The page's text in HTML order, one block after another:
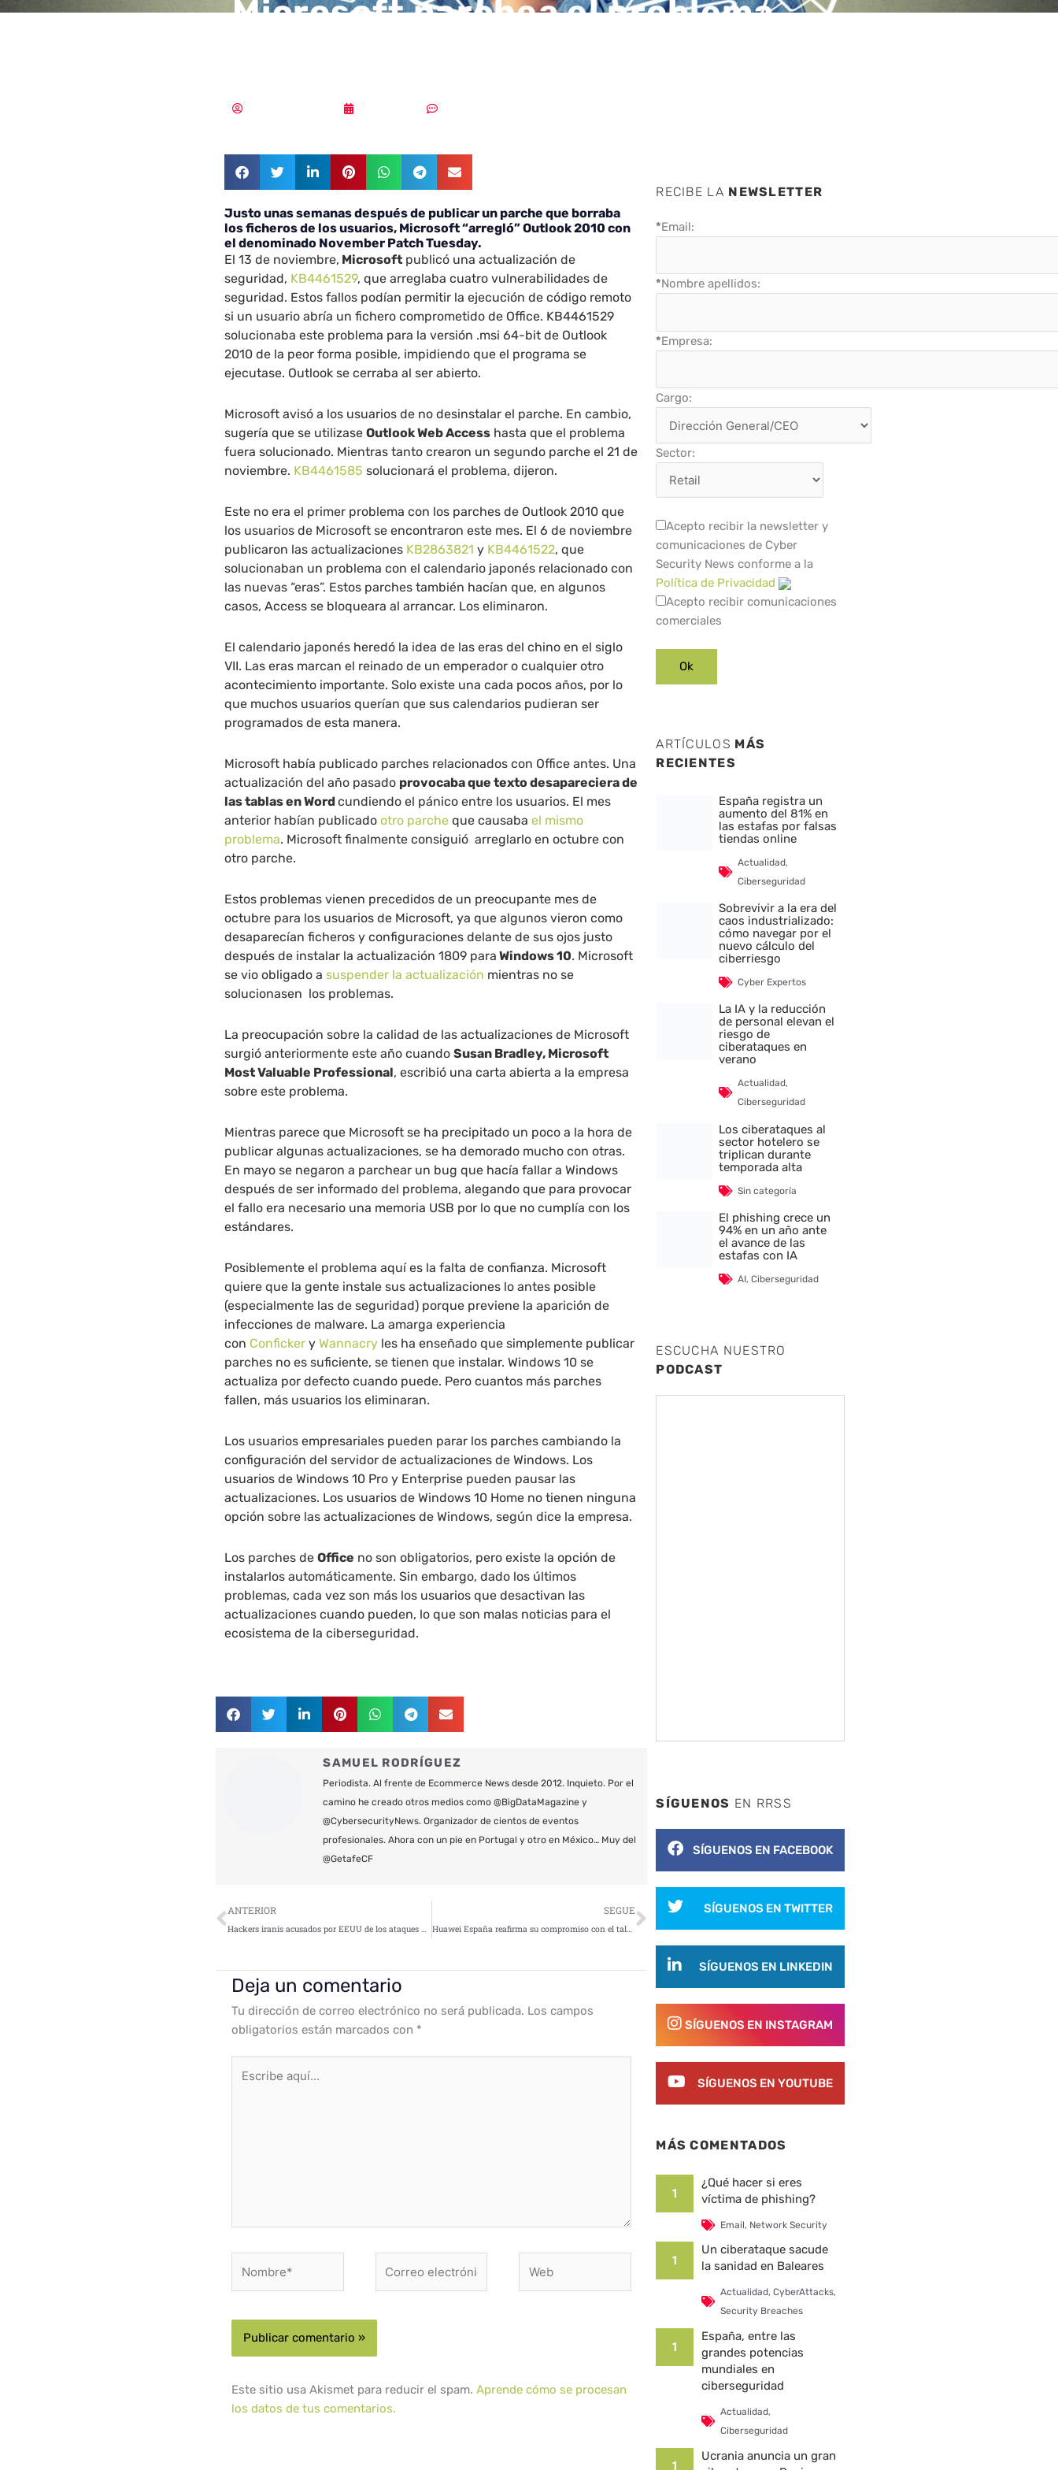
Microsoft parchea el problema
Justo unas semanas después de publicar un parche que borraba
los ficheros de los usuarios, Microsoft “arregló” Outlook 2010 con
el denominado November Patch Tuesday.
El 13 de noviembre, Microsoft publicó una actualización de
seguridad, KB4461529, que arreglaba cuatro vulnerabilidades de
seguridad. Estos fallos podían permitir la ejecución de código remoto
si un usuario abría un fichero comprometido de Office. KB4461529
solucionaba este problema para la versión .msi 64-bit de Outlook
2010 de la peor forma posible, impidiendo que el programa se
ejecutase. Outlook se cerraba al ser abierto.
Microsoft avisó a los usuarios de no desinstalar el parche. En cambio,
sugería que se utilizaseOutlook Web Access hasta que el problema
fuera solucionado. Mientras tanto crearon un segundo parche el 21 de
noviembre. KB4461585 solucionará el problema, dijeron.
Este no era el primer problema con los parches de Outlook 2010 que
los usuarios de Microsoft se encontraron este mes. El 6 de noviembre
publicaron las actualizaciones KB2863821 y KB4461522, que
solucionaban un problema con el calendario japonés relacionado con
las nuevas “eras”. Estos parches también hacían que, en algunos
casos, Access se bloqueara al arrancar. Los eliminaron.
El calendario japonés heredó la idea de las eras del chino en el siglo
VII. Las eras marcan el reinado de un emperador o cualquier otro
acontecimiento importante. Solo existe una cada pocos años, por lo
que muchos usuarios querían que sus calendarios pudieran ser
programados de esta manera.
Microsoft había publicado parches relacionados con Office antes. Una
actualización del año pasado provocaba que texto desapareciera de
las tablas en Wordcundiendo el pánico entre los usuarios. El mes
anterior habían publicadootro parche que causabael mismo
problema. Microsoft finalmente consiguió arreglarlo en octubre con
otro parche.
Estos problemas vienen precedidos de un preocupante mes de
octubre para los usuarios de Microsoft, ya que algunos vieron como
desaparecían ficheros y configuraciones delante de sus ojos justo
después de instalar la actualización 1809 para Windows 10. Microsoft
se vio obligado asuspender la actualización mientras no se
solucionasen los problemas.
La preocupación sobre la calidad de las actualizaciones de Microsoft
surgió anteriormente este año cuandoSusan Bradley, Microsoft
Most Valuable Professional, escribió una carta abierta a la empresa
sobre este problema.
Mientras parece que Microsoft se ha precipitado un poco a la hora de
publicar algunas actualizaciones, se ha demorado mucho con otras.
En mayo se negaron a parchear un bug que hacía fallar a Windows
después de ser informado del problema, alegando que para provocar
el fallo era necesario una memoria USB por lo que no cumplía con los
estándares.
Posiblemente el problema aquí es la falta de confianza. Microsoft
quiere que la gente instale sus actualizaciones lo antes posible
(especialmente las de seguridad) porque previene la aparición de
infecciones de malware. La amarga experiencia
con Conficker yWannacry les ha enseñado que simplemente publicar
parches no es suficiente, se tienen que instalar. Windows 10 se
actualiza por defecto cuando puede. Pero cuantos más parches
fallen, más usuarios los eliminaran.
Los usuarios empresariales pueden parar los parches cambiando la
configuración del servidor de actualizaciones de Windows. Los
usuarios de Windows 10 Pro y Enterprise pueden pausar las
actualizaciones. Los usuarios de Windows 10 Home no tienen ninguna
opción sobre las actualizaciones de Windows, según dice la empresa.
Los parches deOffice no son obligatorios, pero existe la opción de
instalarlos automáticamente. Sin embargo, dado los últimos
problemas, cada vez son más los usuarios que desactivan las
actualizaciones cuando pueden, lo que son malas noticias para el
ecosistema de la ciberseguridad.
SAMUEL RODRÍGUEZ
Periodista. Al frente de Ecommerce News desde 2012. Inquieto. Por el
camino he creado otros medios como @BigDataMagazine y
@CybersecurityNews. Organizador de cientos de eventos
profesionales. Ahora con un pie en Portugal y otro en México… Muy del
@GetafeCF
Ant
ANTERIOR
Hackers iranís acusados por EEUU de los ataques de ransomware SamSam
SEGUE
Huawei España reafirma su compromiso con el talento en ciberseguridad
Siguiente
Deja un comentario
Tu dirección de correo electrónico no será publicada. Los campos
obligatorios están marcados con *
aquí...
electrónico*
Este sitio usa Akismet para reducir el spam.Aprende cómo se procesan
los datos de tus comentarios.
RECIBE LA NEWSLETTER
*Email:
*Nombre apellidos:
*Empresa:
Cargo:
Sector:
Acepto recibir la newsletter y
comunicaciones de Cyber
Security News conforme a la
Política de Privacidad
Acepto recibir comunicaciones
comerciales
ARTÍCULOS MÁS
RECIENTES
España registra un
aumento del 81% en
las estafas por falsas
tiendas online
Actualidad,
Ciberseguridad
Sobrevivir a la era del
caos industrializado:
cómo navegar por el
nuevo cálculo del
ciberriesgo
Cyber Expertos
La IA y la reducción
de personal elevan el
riesgo de
ciberataques en
verano
Actualidad,
Ciberseguridad
Los ciberataques al
sector hotelero se
triplican durante
temporada alta
Sin categoría
El phishing crece un
94% en un año ante
el avance de las
estafas con IA
AI,Ciberseguridad
ESCUCHA NUESTRO
PODCAST
SÍGUENOS EN RRSS
SÍGUENOS EN FACEBOOK
SÍGUENOS EN TWITTER
SÍGUENOS EN LINKEDIN
SÍGUENOS EN INSTAGRAM
SÍGUENOS EN YOUTUBE
MÁS COMENTADOS
1
¿Qué hacer si eres
víctima de phishing?
Email, Network Security
1
Un ciberataque sacude
la sanidad en Baleares
Actualidad, CyberAttacks,
Security Breaches
1
España, entre las
grandes potencias
mundiales en
ciberseguridad
Actualidad,
Ciberseguridad
1
Ucrania anuncia un gran